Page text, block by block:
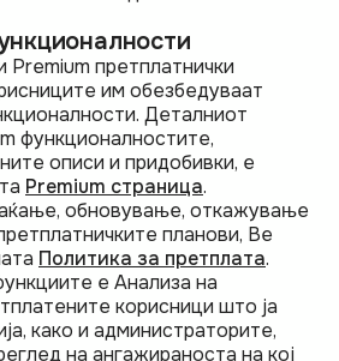
претплатнички
им обезбедуваат
Деталниот
функционалностите,
описи и придобивки, е
Premium страница.
обновување, откажување
планови, Ве
Политика за претплата.
е Анализа на
корисници што ја
како и администраторите,
на ангажираноста на кој